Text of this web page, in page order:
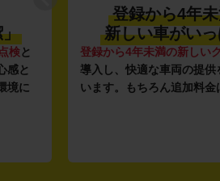
」
検と
感と
境に
登録から4年
新しい車がい
登録から4年未満の新しい
導入し、快適な車両の提供
います。もちろん追加料金